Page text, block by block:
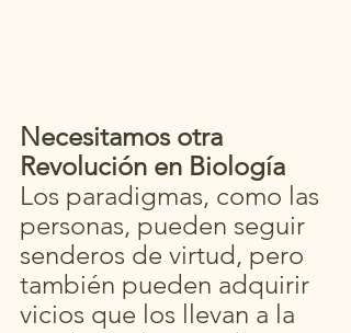
Necesitamos otra
Revolución en Biología
Los paradigmas, como las
personas, pueden seguir
senderos de virtud, pero
también pueden adquirir
vicios que los llevan a la